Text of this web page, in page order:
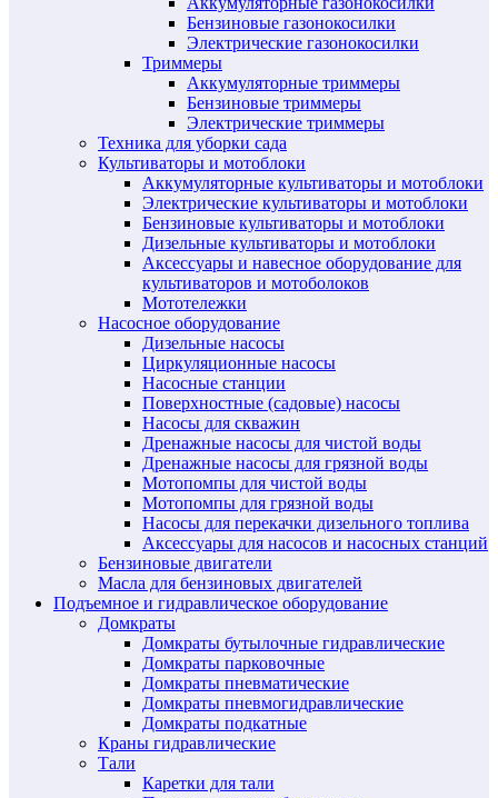
Бензиновые газонокосилки
Электрические газонокосилки
Триммеры
Аккумуляторные триммеры
Бензиновые триммеры
Электрические триммеры
Техника для уборки сада
Культиваторы и мотоблоки
Аккумуляторные культиваторы и мотоблоки
Электрические культиваторы и мотоблоки
Бензиновые культиваторы и мотоблоки
Дизельные культиваторы и мотоблоки
Аксессуары и навесное оборудование для
культиваторов и мотоболоков
Мототележки
Насосное оборудование
Дизельные насосы
Циркуляционные насосы
Насосные станции
Поверхностные (садовые) насосы
Насосы для скважин
Дренажные насосы для чистой воды
Дренажные насосы для грязной воды
Мотопомпы для чистой воды
Мотопомпы для грязной воды
Насосы для перекачки дизельного топлива
Аксессуары для насосов и насосных станций
Бензиновые двигатели
Масла для бензиновых двигателей
Подъемное и гидравлическое оборудование
Домкраты
Домкраты бутылочные гидравлические
Домкраты парковочные
Домкраты пневматические
Домкраты пневмогидравлические
Домкраты подкатные
Краны гидравлические
Тали
Каретки для тали